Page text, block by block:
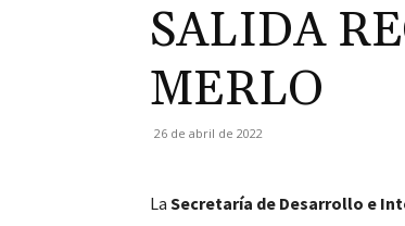
SALIDA
MERLO
26 de abril de 2022
La Secretaría de Desarrollo e